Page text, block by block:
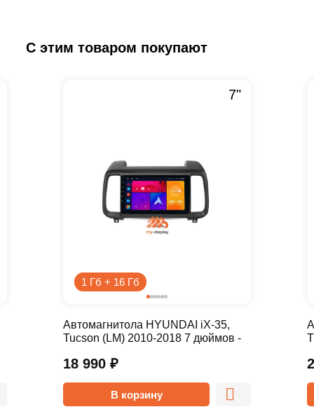
С этим товаром покупают
1 Гб + 16 Гб
7"
18 990 ₽
Автомагнитола HYUNDAI iX-35,
Tucson (LM) 2010-2018 7 дюймов -
В корзину